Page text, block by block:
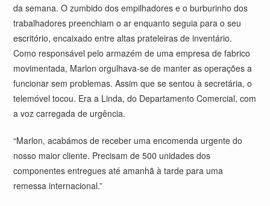
da semana. O zumbido dos empilhadores e o burburinho dos
trabalhadores preenchiam o ar enquanto seguia para o seu
escritório, encaixado entre altas prateleiras de inventário.
Como responsável pelo armazém de uma empresa de fabrico
movimentada, Marlon orgulhava-se de manter as operações a
funcionar sem problemas. Assim que se sentou à secretária, o
telemóvel tocou. Era a Linda, do Departamento Comercial, com
a voz carregada de urgência.
“Marlon, acabámos de receber uma encomenda urgente do
nosso maior cliente. Precisam de 500 unidades dos
componentes entregues até amanhã à tarde para uma
remessa internacional.”